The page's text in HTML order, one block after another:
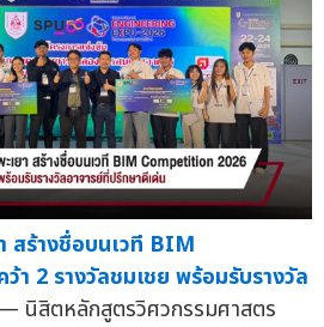
สร้างชื่อบนเวที BIM
2 รางวัลชมเชย พร้อมรับรางวัล
นิสิตหลักสูตรวิศวกรรมศาสตร